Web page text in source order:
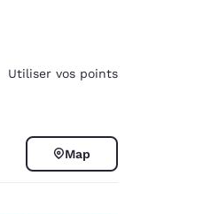
Utiliser vos points
Map